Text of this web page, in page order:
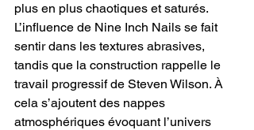
plus en plus chaotiques et saturés.
L’influence de Nine Inch Nails se fait
sentir dans les textures abrasives,
tandis que la construction rappelle le
travail progressif de Steven Wilson. À
cela s’ajoutent des nappes
atmosphériques évoquant l’univers